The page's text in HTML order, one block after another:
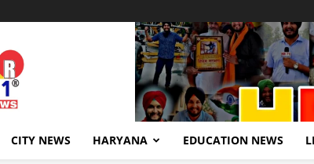
Hr71news
CITY NEWS HARYANA EDUCATION NEWS